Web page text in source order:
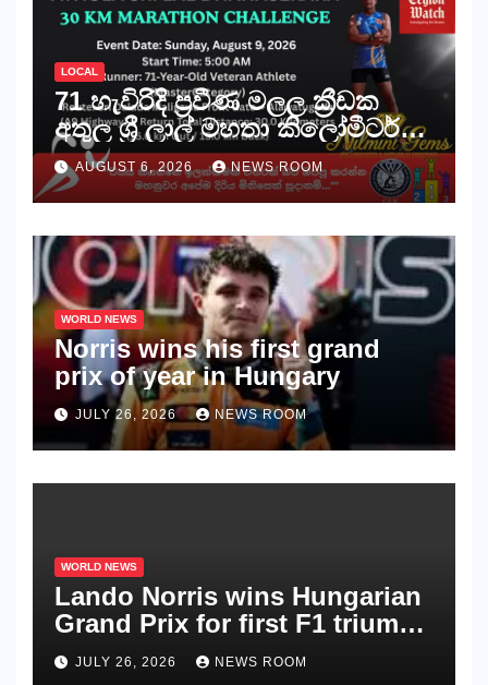
LOCAL
71 හැවිරිදි ප්‍රවීණ මලල ක්‍රීඩක
අතුල ශ්‍රී ලාල් මහතා කිලෝමීටර්
30ක විශේෂ මැරතන් ධාවන
අභියෝගයකට සැරසෙයි
AUGUST 6, 2026 NEWS ROOM
WORLD NEWS
Norris wins his first grand
prix of year in Hungary​​
JULY 26, 2026 NEWS ROOM
WORLD NEWS
Lando Norris wins Hungarian
Grand Prix for first F1 triumph
in 2026​​
JULY 26, 2026 NEWS ROOM